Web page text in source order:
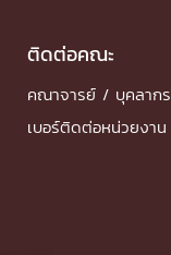
ติดต่อคณะ
คณาจารย์ / บุคลากร
เบอร์ติดต่อหน่วยงาน